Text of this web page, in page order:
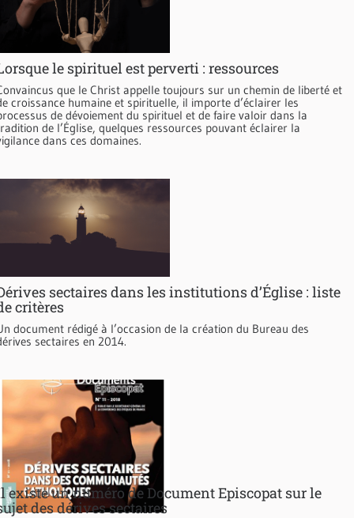
le spirituel est perverti : ressources
que le Christ appelle toujours sur un chemin de liberté et
croissance humaine et spirituelle, il importe d’éclairer les
de dévoiement du spirituel et de faire valoir dans la
de l’Église, quelques ressources pouvant éclairer la
dans ces domaines.
sectaires dans les institutions d’Église : liste
critères
document rédigé à l’occasion de la création du Bureau des
sectaires en 2014.
existe un numéro de Document Episcopat sur le
des dérives sectaires